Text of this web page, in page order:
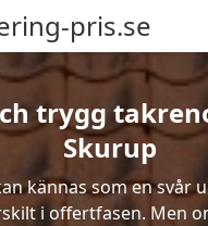
pris.se
trygg
Skurup
kännas som en svår
i offertfasen. Men